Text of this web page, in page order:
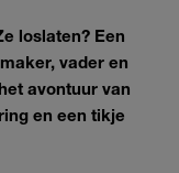
loslaten? Een
vader en
avontuur van
en een tikje